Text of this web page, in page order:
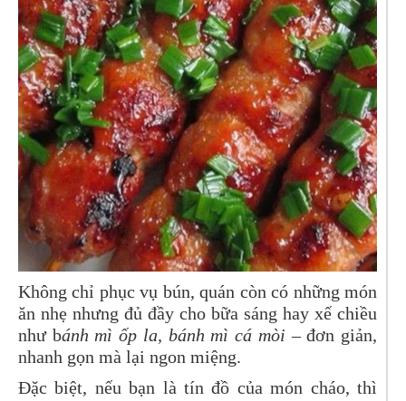
Không chỉ phục vụ bún, quán còn có những món
ăn nhẹ nhưng đủ đầy cho bữa sáng hay xế chiều
như bánh mì ốp la, bánh mì cá mòi – đơn giản,
nhanh gọn mà lại ngon miệng.
Đặc biệt, nếu bạn là tín đồ của món cháo, thì